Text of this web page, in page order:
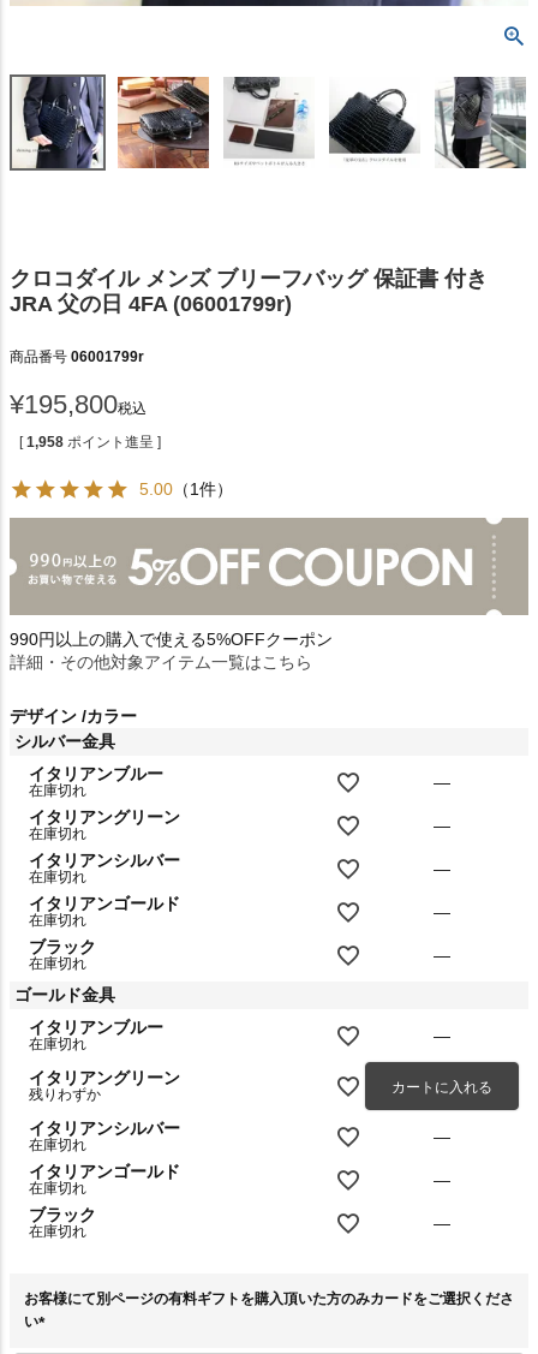
クロコダイル メンズ ブリーフバッグ 保証書 付き
JRA 父の日 4FA (06001799r)
商品番号 06001799r
¥195,800税込
[ 1,958 ポイント進呈 ]
5.00 （1件）
990円以上の購入で使える5%OFFクーポン
詳細・その他対象アイテム一覧はこちら
デザイン カラー
シルバー金具
イタリアンブルー
在庫切れ
—
イタリアングリーン
在庫切れ
—
イタリアンシルバー
在庫切れ
—
イタリアンゴールド
在庫切れ
—
ブラック
在庫切れ —
ゴールド金具
イタリアンブルー
在庫切れ —
イタリアングリーン
残りわずか カートに入れる
イタリアンシルバー
在庫切れ
—
イタリアンゴールド
在庫切れ
—
ブラック
在庫切れ —
お客様にて別ページの有料ギフトを購入頂いた方のみカードをご選択くださ
い